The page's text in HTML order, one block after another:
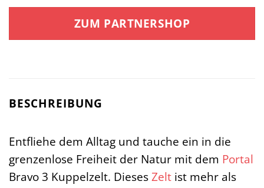
ZUM PARTNERSHOP
BESCHREIBUNG
Entfliehe dem Alltag und tauche ein in die
grenzenlose Freiheit der Natur mit dem Portal
Bravo 3 Kuppelzelt. DiesesZelt ist mehr als